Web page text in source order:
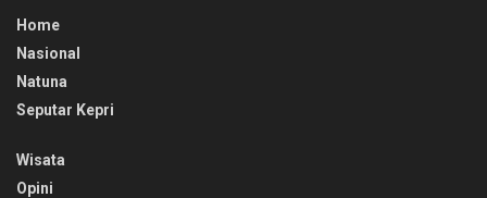
Home
Nasional
Natuna
Seputar Kepri
Wisata
Opini